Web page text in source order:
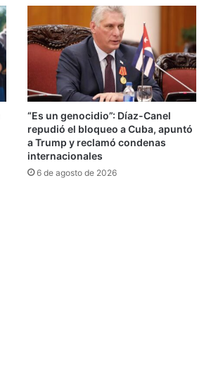
“Es un genocidio”: Díaz-Canel
repudió el bloqueo a Cuba, apuntó
a Trump y reclamó condenas
internacionales
6 de agosto de 2026